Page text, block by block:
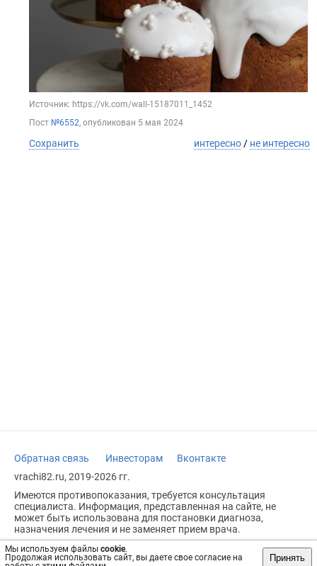
Мы используем файлы cookie.
Продолжая использовать сайт, вы даете свое согласие на
Принять
Источник: https://vk.com/wall-15187011_1452
Пост №6552, опубликован 5 мая 2024
Сохранить интересно / не интересно
Обратная связь Инвесторам
Вконтакте
vrachi82.ru, 2019-2026 гг.
Имеются противопоказания, требуется консультация
специалиста. Информация, представленная на сайте, не
может быть использована для постановки диагноза,
назначения лечения и не заменяет прием врача.
Возрастное ограничение: 18+